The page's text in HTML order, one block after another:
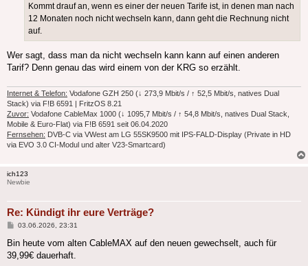
Kommt drauf an, wenn es einer der neuen Tarife ist, in denen man nach
12 Monaten noch nicht wechseln kann, dann geht die Rechnung nicht
auf.
Wer sagt, dass man da nicht wechseln kann kann auf einen anderen
Tarif? Denn genau das wird einem von der KRG so erzählt.
Internet & Telefon: Vodafone GZH 250 (↓ 273,9 Mbit/s / ↑ 52,5 Mbit/s, natives Dual
Stack) via F!B 6591 | FritzOS 8.21
Zuvor: Vodafone CableMax 1000 (↓ 1095,7 Mbit/s / ↑ 54,8 Mbit/s, natives Dual Stack,
Mobile & Euro-Flat) via F!B 6591 seit 06.04.2020
Fernsehen: DVB-C via VWest am LG 55SK9500 mit IPS-FALD-Display (Private in HD
via EVO 3.0 CI-Modul und alter V23-Smartcard)
ich123
Newbie
Re: Kündigt ihr eure Verträge?
Beitrag
03.06.2026, 23:31
Bin heute vom alten CableMAX auf den neuen gewechselt, auch für
39,99€ dauerhaft.